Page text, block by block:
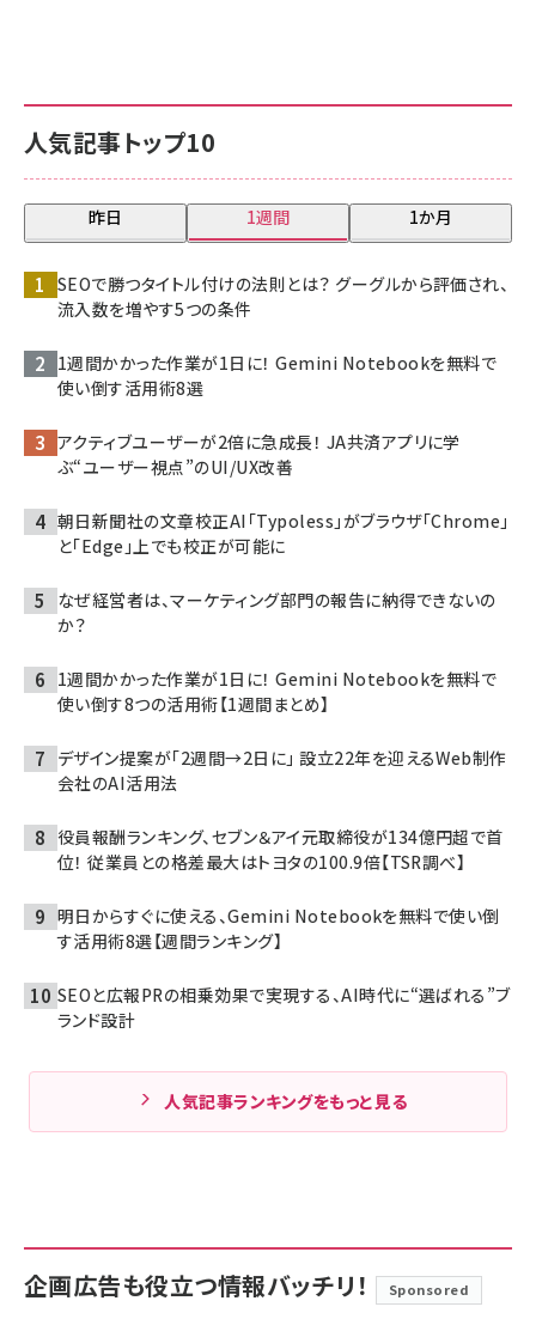
人気記事トップ10
昨日 1週間 1か月
SEOで勝つタイトル付けの法則とは？ グーグルから評価され、
流入数を増やす5つの条件
1週間かかった作業が1日に！ Gemini Notebookを無料で
使い倒す活用術8選
アクティブユーザーが2倍に急成長！ JA共済アプリに学
ぶ“ユーザー視点”のUI/UX改善
朝日新聞社の文章校正AI「Typoless」がブラウザ「Chrome」
と「Edge」上でも校正が可能に
なぜ経営者は、マーケティング部門の報告に納得できないの
か？
1週間かかった作業が1日に！ Gemini Notebookを無料で
使い倒す8つの活用術【1週間まとめ】
デザイン提案が「2週間→2日に」 設立22年を迎えるWeb制作
会社のAI活用法
役員報酬ランキング、セブン＆アイ元取締役が134億円超で首
位！ 従業員との格差最大はトヨタの100.9倍【TSR調べ】
明日からすぐに使える、Gemini Notebookを無料で使い倒
す活用術8選【週間ランキング】
SEOと広報PRの相乗効果で実現する、AI時代に“選ばれる”ブ
ランド設計
人気記事ランキングをもっと見る
企画広告も役立つ情報バッチリ！ Sponsored